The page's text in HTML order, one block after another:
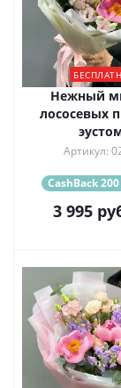
Нежный
лососевых
Артикул:
CashBack
3 995